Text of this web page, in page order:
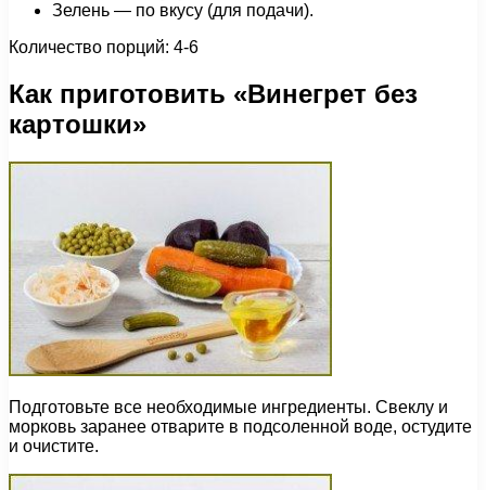
Зелень — по вкусу (для подачи).
Количество порций: 4-6
Как приготовить «Винегрет без
картошки»
Подготовьте все необходимые ингредиенты. Свеклу и
морковь заранее отварите в подсоленной воде, остудите
и очистите.